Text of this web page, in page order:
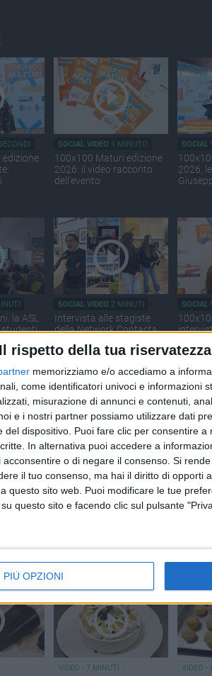
Il rispetto della tua
memorizziamo e/o accediamo a
come identificatori univoci e informazioni
misurazione di annunci e contenuti,
e i nostri partner possiamo utilizzare dati
del dispositivo. Puoi fare clic per consentire
In alternativa puoi accedere a
o di negare il consenso. Si
il tuo consenso, ma hai il diritto di opporti
questo sito web. Puoi modificare le tue
questo sito e facendo clic sul pulsante
PIÙ OPZIONI
SOCIAL VIDEO 1 MINUTO
100x100 Maturi edizione
2026: il video racconto
dell'evento
SOCIAL
2026,
la ASL
SOCIAL VIDEO 2 MINUTI
Intervista alle stagiste
della Network Contacts
“100x100 Maturi”
SOCIAL
SOCIAL VIDEO2 MINUTI
Festivalmar: parte da
Giovinazzo il tour di
Antonio di Lorenzo
SOCIAL
Fuochi
Abate,
piano
VIDEO - 7 MINUTI VIDEO -